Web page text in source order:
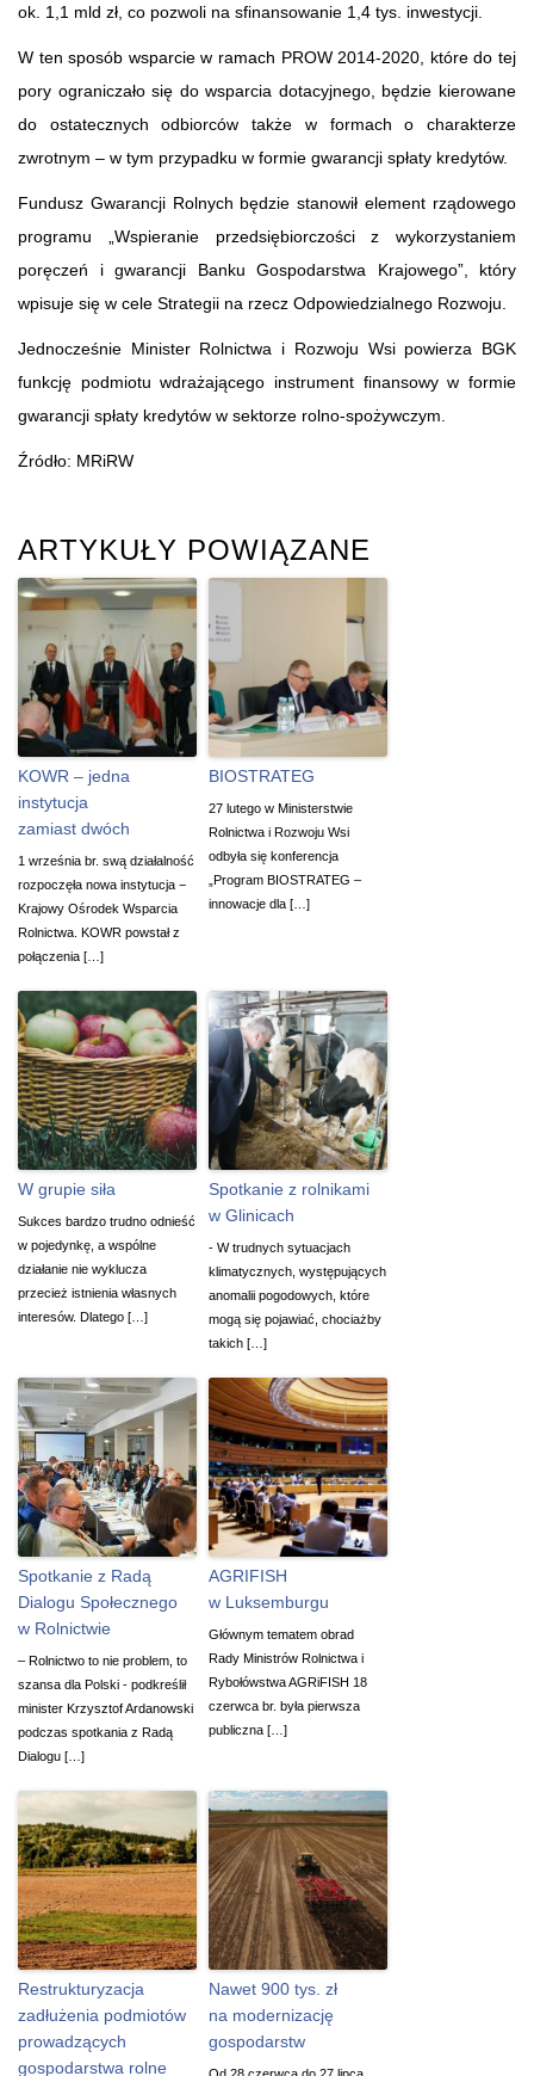
ok. 1,1 mld zł, co pozwoli na sfinansowanie 1,4 tys. inwestycji.
W ten sposób wsparcie w ramach PROW 2014-2020, które do tej
pory ograniczało się do wsparcia dotacyjnego, będzie kierowane
do ostatecznych odbiorców także w formach o charakterze
zwrotnym – w tym przypadku w formie gwarancji spłaty kredytów.
Fundusz Gwarancji Rolnych będzie stanowił element rządowego
programu „Wspieranie przedsiębiorczości z wykorzystaniem
poręczeń i gwarancji Banku Gospodarstwa Krajowego”, który
wpisuje się w cele Strategii na rzecz Odpowiedzialnego Rozwoju.
Jednocześnie Minister Rolnictwa i Rozwoju Wsi powierza BGK
funkcję podmiotu wdrażającego instrument finansowy w formie
gwarancji spłaty kredytów w sektorze rolno-spożywczym.
Źródło: MRiRW
ARTYKUŁY POWIĄZANE
KOWR – jedna
instytucja
zamiast dwóch
1 września br. swą działalność
rozpoczęła nowa instytucja −
Krajowy Ośrodek Wsparcia
Rolnictwa. KOWR powstał z
połączenia […]
BIOSTRATEG
27 lutego w Ministerstwie
Rolnictwa i Rozwoju Wsi
odbyła się konferencja
„Program BIOSTRATEG –
innowacje dla […]
W grupie siła
Sukces bardzo trudno odnieść
w pojedynkę, a wspólne
działanie nie wyklucza
przecież istnienia własnych
interesów. Dlatego […]
Spotkanie z rolnikami
w Glinicach
- W trudnych sytuacjach
klimatycznych, występujących
anomalii pogodowych, które
mogą się pojawiać, chociażby
takich […]
Spotkanie z Radą
Dialogu Społecznego
w Rolnictwie
– Rolnictwo to nie problem, to
szansa dla Polski - podkreślił
minister Krzysztof Ardanowski
podczas spotkania z Radą
Dialogu […]
AGRIFISH
w Luksemburgu
Głównym tematem obrad
Rady Ministrów Rolnictwa i
Rybołówstwa AGRiFISH 18
czerwca br. była pierwsza
publiczna […]
Restrukturyzacja
zadłużenia podmiotów
prowadzących
gospodarstwa rolne
Nawet 900 tys. zł
na modernizację
gospodarstw